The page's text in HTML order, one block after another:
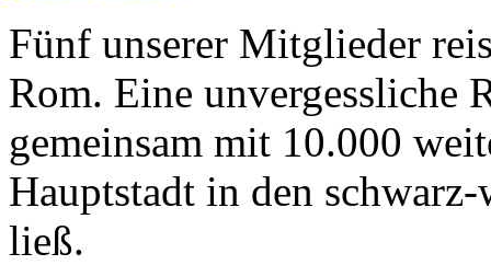
Fünf unserer Mitglieder
Rom. Eine unvergessliche
gemeinsam mit 10.000
Hauptstadt in den
ließ.